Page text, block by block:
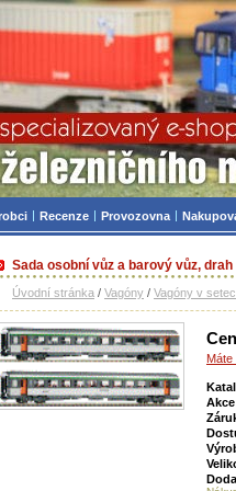
Sada osobní vůz a barový vůz, drah
Úvodní stránka / Vagóny / Vagóny v
Železniční
Recenze Provozovna